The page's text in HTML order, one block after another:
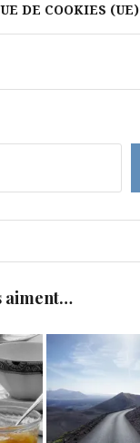
DE COOKIES (UE)
aiment…